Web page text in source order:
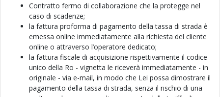
Contratto fermo di collaborazione che la protegge nel
caso di scadenze;
la fattura proforma di pagamento della tassa di strada è
emessa online immediatamente alla richiesta del cliente
online o attraverso l’operatore dedicato;
la fattura fiscale di acquisizione rispettivamente il codice
unico della Ro - vignetta le riceverà immediatamente - in
originale - via e-mail, in modo che Lei possa dimostrare il
pagamento della tassa di strada, senza il rischio di una